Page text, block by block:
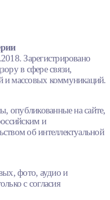
Зарегистрировано
в сфере связи,
и массовых коммуникаций.
опубликованные на сайте,
и
об интеллектуальной
фото, аудио и
с согласия